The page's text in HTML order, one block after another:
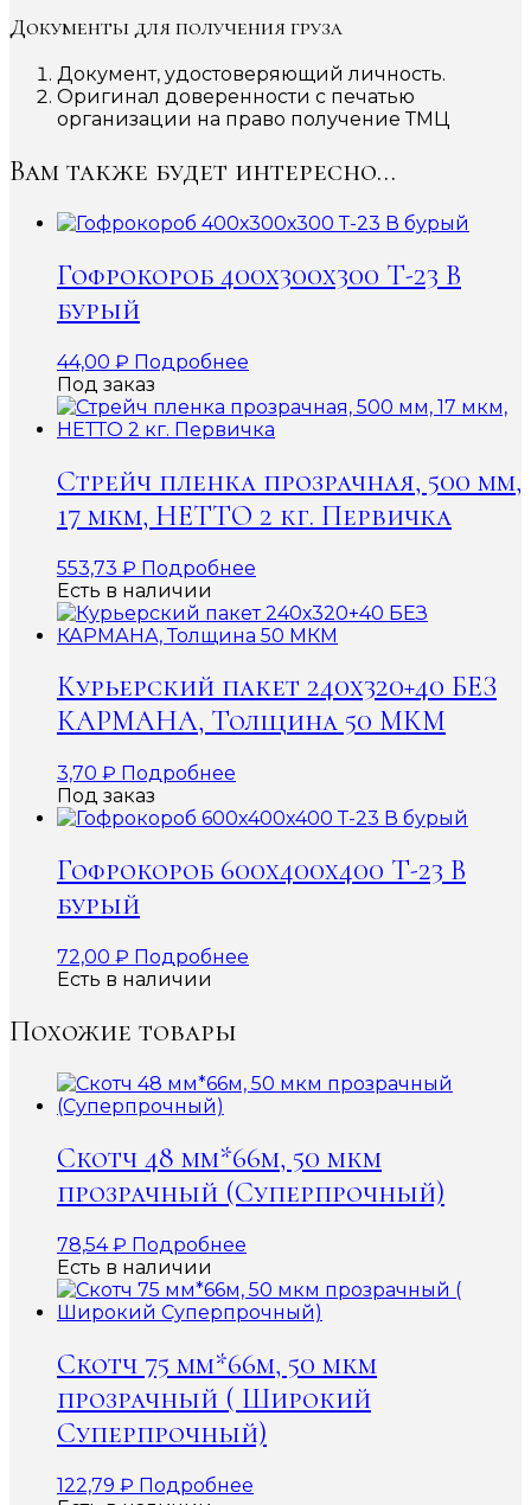
Документы для получения груза
Документ, удостоверяющий личность.
Оригинал доверенности с печатью
организации на право получение ТМЦ
Вам также будет интересно…
Гофрокороб 400х300х300 Т-23 В
бурый
44,00 ₽ Подробнее
Под заказ
Стрейч пленка прозрачная, 500 мм,
17 мкм, НЕТТО 2 кг. Первичка
553,73 ₽ Подробнее
Есть в наличии
Курьерский пакет 240х320+40 БЕЗ
КАРМАНА, Толщина 50 МКМ
3,70 ₽ Подробнее
Под заказ
Гофрокороб 600x400x400 Т-23 В
бурый
72,00 ₽ Подробнее
Есть в наличии
Похожие товары
Скотч 48 мм*66м, 50 мкм
прозрачный (Суперпрочный)
78,54₽ Подробнее
Есть в наличии
Скотч 75 мм*66м, 50 мкм
прозрачный ( Широкий
Суперпрочный)
122,79 ₽ Подробнее